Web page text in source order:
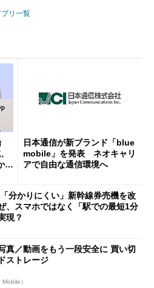
リ一覧
解
日本通信が新ブランド「blue
mobile」を発表 ネオキャリ
アで自由な通信環境へ
分かりにくい」新幹線券売機を改
スマホではなく「駅での最短1分
現？
真／動画をもう一段安全に 買い切
ストレージ
）